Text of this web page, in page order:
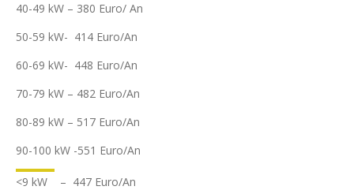
40-49 kW – 380 Euro/ An
50-59 kW- 414 Euro/An
60-69 kW- 448 Euro/An
70-79 kW – 482 Euro/An
80-89 kW – 517 Euro/An
90-100 kW -551 Euro/An
<9 kW – 447 Euro/An